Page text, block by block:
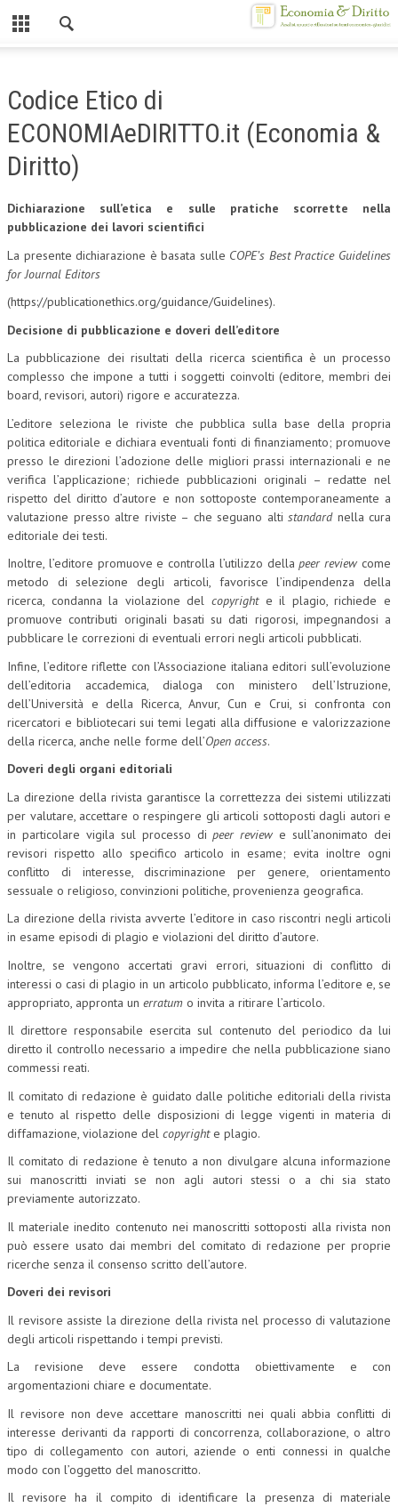
CHI SIAMO
CONTATTI
CENTRO STUDI
ATTO COSTITUTIVO E STATUTO
OBIETTIVI
DIREZIONE SCIENTIFICA
ALTA FORMAZIONE
CORSI CE.S.E.D.
ARCHIVIO CORSI 2015
DIVENTA SOCIO
BROCHURE CE.S.E.D.
LA RIVISTA
LA RIVISTA
COMITATO SCIENTIFICO
COMITATO EDITORIALE
REDAZIONE
PEER REVIEW
CODICE ETICO
AUTORI
COLLABORA CON NOI
ECONOMIA
CORPORATE SOCIAL RESPONSIBILITY
INTERNAZIONALIZZAZIONE
HUMAN RESOURCES
RISORSE UMANE
TREASURY IN FINANCIAL SERVICES
RISK MANAGEMENT
SVILUPPO SOSTENIBILE
PERSONA E CITTÀ
L’UMANISTA
DIRITTO
DIRITTO PENALE D’IMPRESA
DIRITTO DEL LAVORO
DIRITTO DELLE IMPRESE IN CRISI
CRIMINOLOGIA E CRIMINALISTICA
SICUREZZA SUL LAVORO
Codice Etico di
ECONOMIAeDIRITTO.it (Economia &
Diritto)
Dichiarazione sull’etica e sulle pratiche scorrette
nella
pubblicazione dei lavori scientifici
La presente dichiarazione è basata sulle COPE’s Best Practice Guidelines
for Journal Editors
(https://publicationethics.org/guidance/Guidelines).
Decisione di pubblicazione e doveri dell’editore
La pubblicazione dei risultati della ricerca scientifica è un processo
complesso che impone a tutti i soggetti coinvolti (editore, membri dei
board, revisori, autori) rigore e accuratezza.
L’editore seleziona le riviste che pubblica sulla base della propria
politica editoriale e dichiara eventuali fonti di finanziamento; promuove
presso le direzioni l’adozione delle migliori prassi internazionali e ne
verifica l’applicazione; richiede pubblicazioni originali – redatte nel
rispetto del diritto d’autore e non sottoposte contemporaneamente a
valutazione presso altre riviste – che seguano alti standardnella cura
editoriale dei testi.
Inoltre, l’editore promuove e controlla l’utilizzo dellapeer reviewcome
metodo di selezione degli articoli, favorisce l’indipendenza della
ricerca, condanna la violazione del copyrighte il plagio, richiede e
promuove contributi originali basati su dati rigorosi, impegnandosi a
pubblicare le correzioni di eventuali errori negli articoli pubblicati.
Infine, l’editore riflette con l’Associazione italiana editori sull’evoluzione
dell’editoria accademica, dialoga con ministero dell’Istruzione,
dell’Università e della Ricerca, Anvur, Cun e Crui, si confronta con
ricercatori e bibliotecari sui temi legati alla diffusione e valorizzazione
della ricerca, anche nelle forme dell’Open access.
Doveri degli organi editoriali
La direzione della rivista garantisce la correttezza dei sistemi utilizzati
per valutare, accettare o respingere gli articoli sottoposti dagli autori e
in particolare vigila sul processo dipeer reviewe sull’anonimato dei
revisori rispetto allo specifico articolo in esame; evita inoltre ogni
conflitto di interesse, discriminazione per genere, orientamento
sessuale o religioso, convinzioni politiche, provenienza geografica.
La direzione della rivista avverte l’editore in caso riscontri negli articoli
in esame episodi di plagio e violazioni del diritto d’autore.
Inoltre, se vengono accertati gravi errori, situazioni di conflitto di
interessi o casi di plagio in un articolo pubblicato, informa l’editore e, se
appropriato, appronta un erratum o invita a ritirare l’articolo.
Il direttore responsabile esercita sul contenuto del periodico da lui
diretto il controllo necessario a impedire che nella pubblicazione siano
commessi reati.
Il comitato di redazione è guidato dalle politiche editoriali della rivista
e tenuto al rispetto delle disposizioni di legge vigenti in materia di
diffamazione, violazione del copyrighte plagio.
Il comitato di redazione è tenuto a non divulgare alcuna informazione
sui manoscritti inviati se non agli autori stessi o a chi sia stato
previamente autorizzato.
Il materiale inedito contenuto nei manoscritti sottoposti alla rivista non
può essere usato dai membri del comitato di redazione per proprie
ricerche senza il consenso scritto dell’autore.
Doveri dei revisori
Il revisore assiste la direzione della rivista nel processo di valutazione
degli articoli rispettando i tempi previsti.
La revisione deve essere condotta obiettivamente e con
argomentazioni chiare e documentate.
Il revisore non deve accettare manoscritti nei quali abbia conflitti di
interesse derivanti da rapporti di concorrenza, collaborazione, o altro
tipo di collegamento con autori, aziende o enti connessi in qualche
modo con l’oggetto del manoscritto.
Il revisore ha il compito di identificare la presenza di materiale